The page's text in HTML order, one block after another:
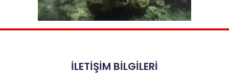
İLETİŞİM BİLGİLERİ